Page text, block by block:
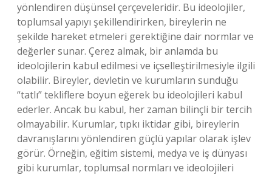
yönlendiren düşünsel çerçeveleridir. Bu ideolojiler,
toplumsal yapıyı şekillendirirken, bireylerin ne
şekilde hareket etmeleri gerektiğine dair normlar ve
değerler sunar. Çerez almak, bir anlamda bu
ideolojilerin kabul edilmesi ve içselleştirilmesiyle ilgili
olabilir. Bireyler, devletin ve kurumların sunduğu
“tatlı” tekliflere boyun eğerek bu ideolojileri kabul
ederler. Ancak bu kabul, her zaman bilinçli bir tercih
olmayabilir. Kurumlar, tıpkı iktidar gibi, bireylerin
davranışlarını yönlendiren güçlü yapılar olarak işlev
görür. Örneğin, eğitim sistemi, medya ve iş dünyası
gibi kurumlar, toplumsal normları ve ideolojileri